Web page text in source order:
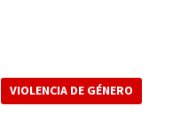
VIOLENCIA DE GÉNERO